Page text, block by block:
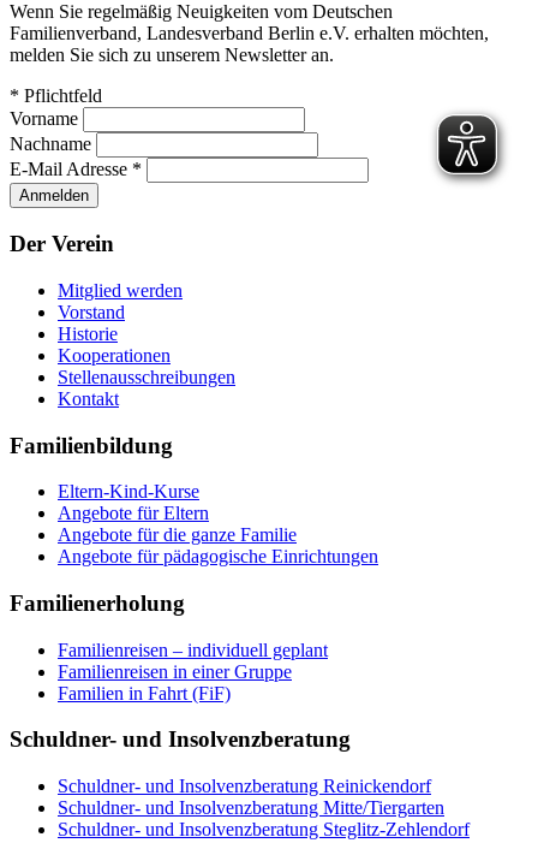
Wenn Sie regelmäßig Neuigkeiten vom Deutschen
Familienverband, Landesverband Berlin e.V. erhalten möchten,
melden Sie sich zu unserem Newsletter an.
* Pflichtfeld
Vorname
Nachname
E-Mail Adresse *
Der Verein
Mitglied werden
Vorstand
Historie
Kooperationen
Stellenausschreibungen
Kontakt
Familienbildung
Eltern-Kind-Kurse
Angebote für Eltern
Angebote für die ganze Familie
Angebote für pädagogische Einrichtungen
Familienerholung
Familienreisen – individuell geplant
Familienreisen in einer Gruppe
Familien in Fahrt (FiF)
Schuldner- und Insolvenzberatung
Schuldner- und Insolvenzberatung Reinickendorf
Schuldner- und Insolvenzberatung Mitte/Tiergarten
Schuldner- und Insolvenzberatung Steglitz-Zehlendorf